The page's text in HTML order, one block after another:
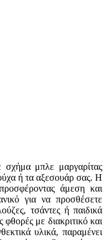
μπλε μαργαρίτας
ή τα αξεσουάρ σας. Η
άμεση και
για να προσθέσετε
τσάντες ή παιδικά
με διακριτικό και
υλικά, παραμένει